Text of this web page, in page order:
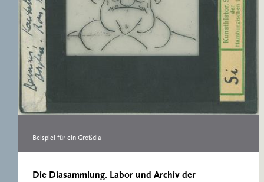
ERNST CASSIRER
ARBEITSSTELLE 1997-
2007
Beispiel für ein Großdia
Die Diasammlung. Labor und Archiv der